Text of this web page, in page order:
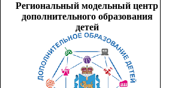
Региональный модельный центр
дополнительного образования
детей